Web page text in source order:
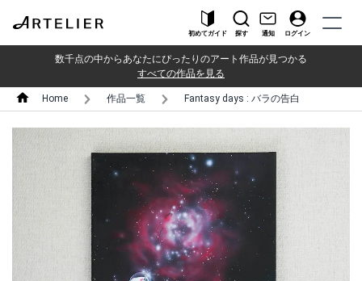
初めてガイド 探す 通知 ログイン
数千点の中からあなたにぴったりのアート作品が見つかる
すべての作品を見る
Home 作品一覧 Fantasy days : バラの告白